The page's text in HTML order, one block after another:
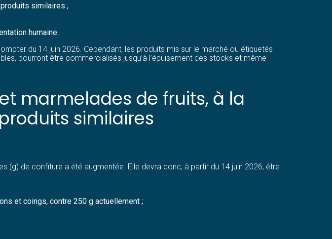
similaires ;
humaine.
du 14 juin 2026. Cependant, les produits mis sur le marché ou étiquetés
pourront être commercialisés jusqu’à l’épuisement des stocks et même
marmelades de fruits, à la
similaires
(g) de confiture a été augmentée. Elle devra donc, à partir du 14 juin 2026, être
et coings, contre 250 g actuellement ;